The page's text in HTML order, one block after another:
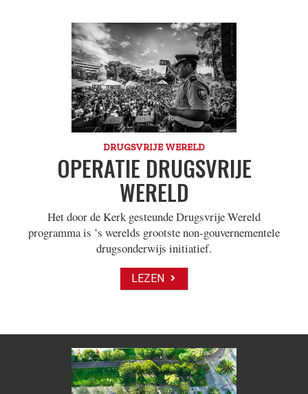
DRUGSVRIJE WERELD
OPERATIE DRUGSVRIJE
WERELD
Het door de Kerk gesteunde Drugsvrije Wereld
programma is ’s werelds grootste non-gouvernementele
drugsonderwijs initiatief.
LEZEN